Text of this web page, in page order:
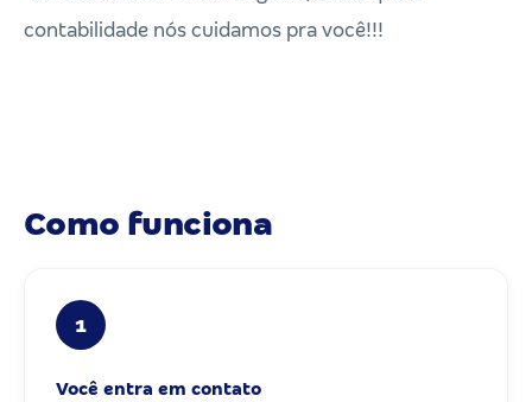
contabilidade nós cuidamos pra você!!!
Como funciona
1
Você entra em contato